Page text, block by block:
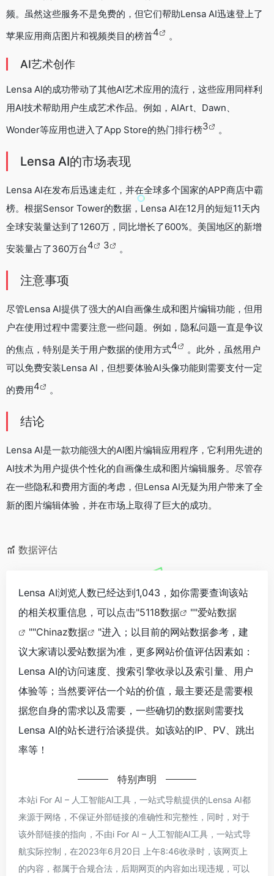
频。虽然这些服务不是免费的，但它们帮助Lensa AI迅速登上了
苹果应用商店图片和视频类目的榜首4 。
AI艺术创作
Lensa AI的成功带动了其他AI艺术应用的流行，这些应用同样利
用AI技术帮助用户生成艺术作品。例如，AIArt、Dawn、
Wonder等应用也进入了App Store的热门排行榜3 。
Lensa AI的市场表现
Lensa AI在发布后迅速走红，并在全球多个国家的APP商店中霸
榜。根据Sensor Tower的数据，Lensa AI在12月的短短11天内
全球安装量达到了1260万，同比增长了600%。美国地区的新增
安装量占了360万台4 3 。
注意事项
尽管Lensa AI提供了强大的AI自画像生成和图片编辑功能，但用
户在使用过程中需要注意一些问题。例如，隐私问题一直是争议
的焦点，特别是关于用户数据的使用方式4
。此外，虽然用户
可以免费安装Lensa AI，但想要体验AI头像功能则需要支付一定
的费用4 。
结论
Lensa AI是一款功能强大的AI图片编辑应用程序，它利用先进的
AI技术为用户提供个性化的自画像生成和图片编辑服务。尽管存
在一些隐私和费用方面的考虑，但Lensa AI无疑为用户带来了全
新的图片编辑体验，并在市场上取得了巨大的成功。
数据评估
Lensa AI浏览人数已经达到1,043，如你需要查询该站
的相关权重信息，可以点击"5118数据 ""爱站数据
""Chinaz数据
"进入；以目前的网站数据参考，建
议大家请以爱站数据为准，更多网站价值评估因素如：
Lensa AI的访问速度、搜索引擎收录以及索引量、用户
体验等；当然要评估一个站的价值，最主要还是需要根
据您自身的需求以及需要，一些确切的数据则需要找
Lensa AI的站长进行洽谈提供。如该站的IP、PV、跳出
率等！
特别声明
本站i For AI – 人工智能AI工具，一站式导航提供的Lensa AI都
来源于网络，不保证外部链接的准确性和完整性，同时，对于
该外部链接的指向，不由i For AI – 人工智能AI工具，一站式导
航实际控制，在2023年6月20日 上午8:46收录时，该网页上
的内容，都属于合规合法，后期网页的内容如出现违规，可以